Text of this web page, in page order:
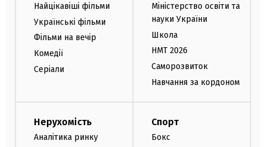
Найцікавіші фільми
Українські фільми
Фільми на вечір
Комедії
Серіали
Міністерство освіти та
науки України
Школа
НМТ 2026
Саморозвиток
Навчання за кордоном
Нерухомість
Аналітика ринку
Спорт
Бокс